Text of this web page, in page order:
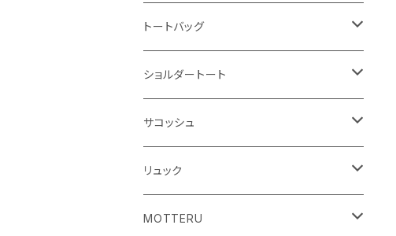
ハンカチ
ライティングスタンド
アクリル雑貨
フェアトレードコットン
ジュートコットン
キャンパス
不織布
コットン
キャンパス
デニム
ポリエステル
不織布
トートバッグ
オーガニックコットン
シーチング
10oz
フェアトレードコットン
コットンリネン
ジュートコットン
ショルダートート
オーガニックコットン
コットンリネン
再生ファブリック
サコッシュ
オーガニックコットン
フェアトレードコットン
リュック
コットン
MOTTERU